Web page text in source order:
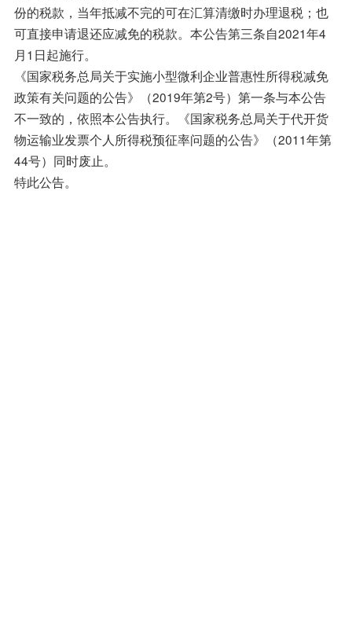
份的税款，当年抵减不完的可在汇算清缴时办理退税；也
可直接申请退还应减免的税款。本公告第三条自2021年4
月1日起施行。
《国家税务总局关于实施小型微利企业普惠性所得税减免
政策有关问题的公告》（2019年第2号）第一条与本公告
不一致的，依照本公告执行。《国家税务总局关于代开货
物运输业发票个人所得税预征率问题的公告》（2011年第
44号）同时废止。
特此公告。